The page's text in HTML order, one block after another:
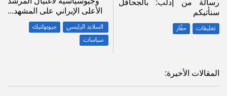
رسالة من إدلب: بالجحافل
سنأتيكم
تعليقات حفّار
الأعلى الإيراني على المشهد...
السلايد الرئيسي
جيوبولتيك
سياسات
المقالات الأخيرة: